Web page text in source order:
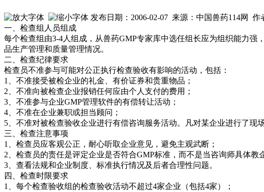
发布日期：2006-02-07 来源：中国兽药114网 作
一、检查组人员组成
每个检查组由3-4人组成，从兽药GMP专家库中选任组长应为组织能力
品生产管理和质量管理情况。
二、检查纪律要求
检查员不准参与可能对公正执行检查验收有影响的活动，包括：
1、不准接受被检企业的礼金、有价证券和贵重物品；
2、不准向被检查企业报销任何应由个人支付的费用；
3、不准参与企业GMP管理软件的有偿转让活动；
4、不准在企业兼职或担当顾问；
5、不准对被检查验收企业进行有偿咨询服务活动。凡对某企业进行了现
三、检查注意事项
1、检查员应客观公正，耐心听取企业意见，避免主观武断；
2、检查员的责任是评定企业是否符合GMP标准，而不是当咨询师具体教
3、查看法规和企业制度、标准执行情况及后者合理性问题。
四、检查时限要求
1、每个检查验收组的检查验收活动不超过4家企业（包括4家）；